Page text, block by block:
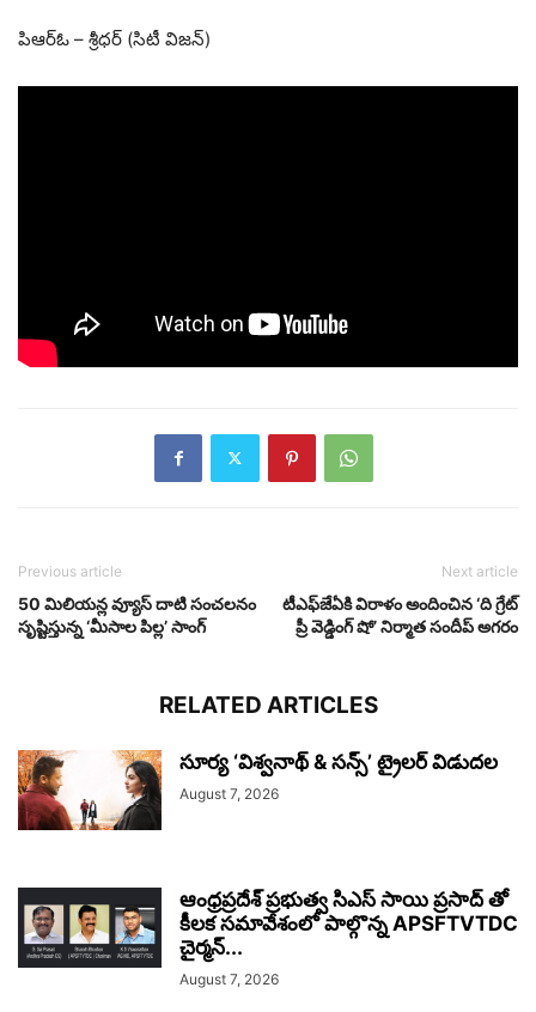
పిఆర్ఓ – శ్రీధర్ (సిటీ విజన్)
Previous article
50 మిలియన్ల వ్యూస్ దాటి సంచలనం
సృష్టిస్తున్న ‘మీసాల పిల్ల’ సాంగ్
Next article
టీఎఫ్‌జేఏకి విరాళం అందించిన ‘ది గ్రేట్
ప్రీ వెడ్డింగ్ షో’ నిర్మాత సందీప్ అగరం
RELATED ARTICLES
సూర్య ‘విశ్వనాథ్ & సన్స్’ ట్రైలర్ విడుదల
August 7, 2026
ఆంధ్రప్రదేశ్ ప్రభుత్వ సిఎస్ సాయి ప్రసాద్ తో
కీలక సమావేశంలో పాల్గొన్న APSFTVTDC
చైర్మన్...
August 7, 2026